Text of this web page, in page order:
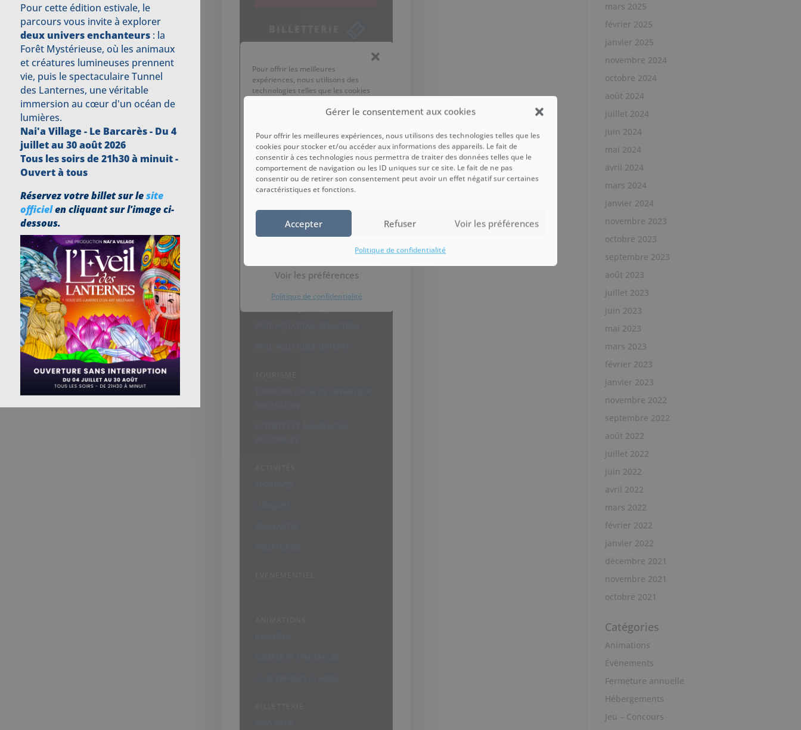
Gérer le consentement aux cookies
Pour offrir les meilleures expériences, nous utilisons des technologies telles que les
cookies pour stocker et/ou accéder aux informations des appareils. Le fait de
consentir à ces technologies nous permettra de traiter des données telles que le
comportement de navigation ou les ID uniques sur ce site. Le fait de ne pas
consentir ou de retirer son consentement peut avoir un effet négatif sur certaines
caractéristiques et fonctions.
Accepter Refuser Voir les préférences
Politique de confidentialité
mars 2025
février 2025
janvier 2025
novembre 2024
octobre 2024
août 2024
juillet 2024
juin 2024
mai 2024
avril 2024
mars 2024
janvier 2024
novembre 2023
octobre 2023
septembre 2023
août 2023
juillet 2023
juin 2023
mai 2023
mars 2023
février 2023
janvier 2023
novembre 2022
septembre 2022
août 2022
juillet 2022
juin 2022
avril 2022
mars 2022
février 2022
janvier 2022
décembre 2021
novembre 2021
octobre 2021
Catégories
Animations
Évènements
Fermeture annuelle
Hébergements
Jeu – Concours
Pour cette édition estivale, le
parcours vous invite à explorer
deux univers enchanteurs: la
Forêt Mystérieuse, où les animaux
et créatures lumineuses prennent
vie, puis le spectaculaire Tunnel
des Lanternes, une véritable
immersion au cœur d'un océan de
lumières.
Nai'a Village - Le Barcarès - Du 4
juillet au 30 août 2026
Tous les soirs de 21h30 à minuit -
Ouvert à tous
Réservez votre billet sur lesite
officielen cliquant sur l'image ci-
dessous.